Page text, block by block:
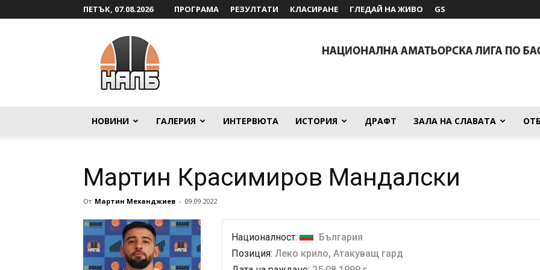
ПЕТЪК, 07.08.2026 ПРОГРАМА РЕЗУЛТАТИ КЛАСИРАНЕ ГЛЕДАЙ НА ЖИВО GS
НОВИНИ ГАЛЕРИЯ ИНТЕРВЮТА ИСТОРИЯ ДРАФТ ЗАЛА НА СЛАВАТА
Мартин Красимиров Мандалски
От Мартин Механджиев - 09.09.2022
Националност:
България
Позиция: Леко крило, Атакуващ гард